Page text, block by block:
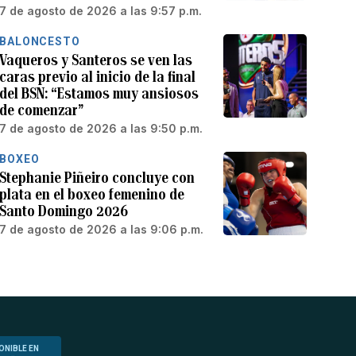
7 de agosto de 2026 a las 9:57 p.m.
BALONCESTO
Vaqueros y Santeros se ven las
caras previo al inicio de la final
del BSN: “Estamos muy ansiosos
de comenzar”
7 de agosto de 2026 a las 9:50 p.m.
BOXEO
Stephanie Piñeiro concluye con
plata en el boxeo femenino de
Santo Domingo 2026
7 de agosto de 2026 a las 9:06 p.m.
EN